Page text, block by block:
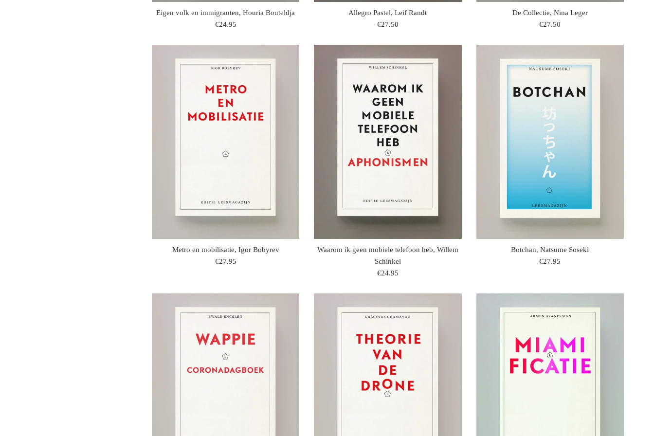
Eigen volk en immigranten, Houria Bouteldja
regulaire
€24.95
Allegro Pastel, Leif Randt
regulaire
€27.50
De Collectie, Nina Leger
regulaire
€27.50
Metro en mobilisatie, Igor Bobyrev
regulaire
€27.95
Waarom ik geen mobiele telefoon heb, Willem
Schinkel
regulaire
€24.95
Botchan, Natsume Soseki
regulaire
€27.95